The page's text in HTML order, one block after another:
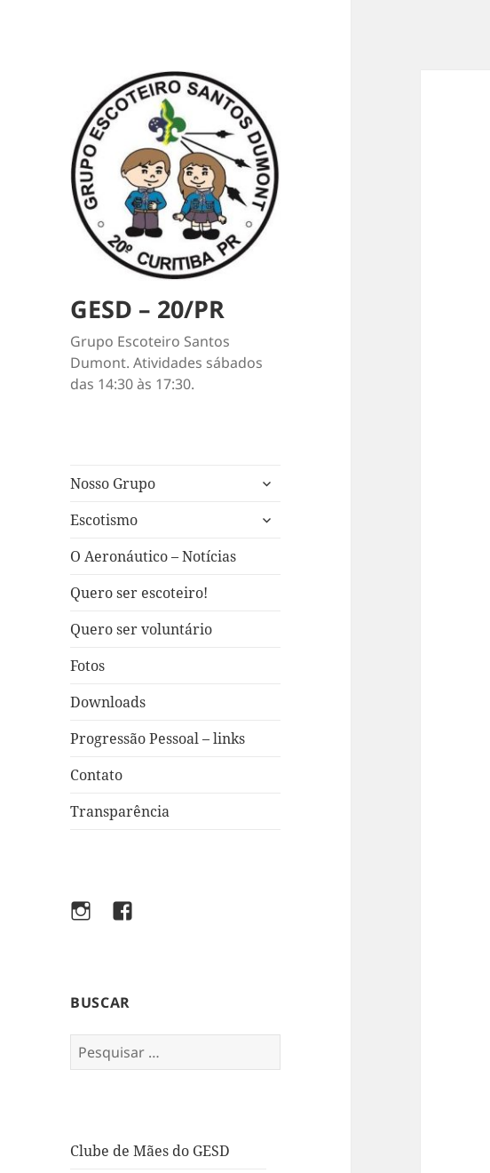
GESD – 20/PR
Grupo Escoteiro Santos
Dumont. Atividades sábados
das 14:30 às 17:30.
Nosso Grupo
expandir
Escotismo
expandir
O Aeronáutico – Notícias
Quero ser escoteiro!
Quero ser voluntário
Fotos
Downloads
Progressão Pessoal – links
Contato
Transparência
InstagramFacebook
BUSCAR
Pesquisar
por:
Clube de Mães do GESD